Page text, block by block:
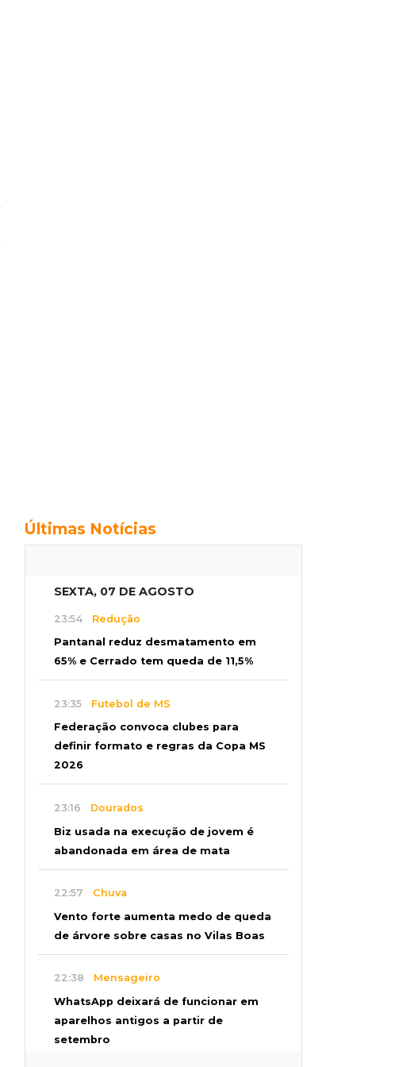
Últimas Notícias
SEXTA, 07 DE AGOSTO
23:54 Redução
Pantanal reduz desmatamento em
65% e Cerrado tem queda de 11,5%
23:35 Futebol de MS
Federação convoca clubes para
definir formato e regras da Copa MS
2026
23:16 Dourados
Biz usada na execução de jovem é
abandonada em área de mata
22:57 Chuva
Vento forte aumenta medo de queda
de árvore sobre casas no Vilas Boas
22:38 Mensageiro
WhatsApp deixará de funcionar em
aparelhos antigos a partir de
setembro